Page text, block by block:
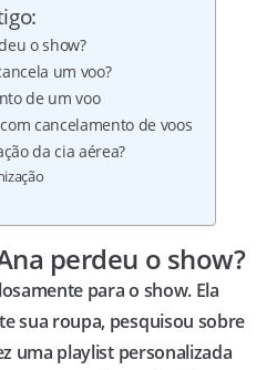
o show?
um voo?
de um voo
cancelamento de voos
da cia aérea?
perdeu o show?
para o show. Ela
sua roupa, pesquisou sobre
uma playlist personalizada